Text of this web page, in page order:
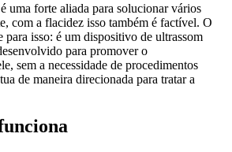
é uma forte aliada para solucionar vários
com a flacidez isso também é factível. O
para isso: é um dispositivo de ultrassom
para promover o
sem a necessidade de procedimentos
de maneira direcionada para tratar a